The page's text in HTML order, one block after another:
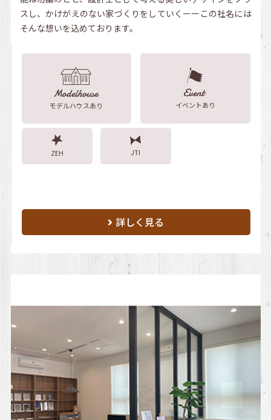
スし、かけがえのない家づくりをしていくーーこの社名には
そんな想いを込めております。
モデルハウスあり イベントあり
ZEH JTI
詳しく見る